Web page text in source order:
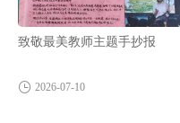
致敬最美教师主题手抄报
2026-07-10